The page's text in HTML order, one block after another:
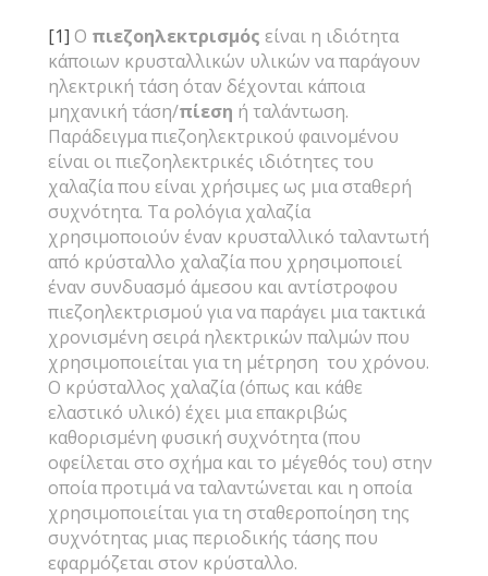
[1] Ο πιεζοηλεκτρισμός είναι η ιδιότητα
κάποιων κρυσταλλικών υλικών να παράγουν
ηλεκτρική τάση όταν δέχονται κάποια
μηχανική τάση/πίεση ή ταλάντωση.
Παράδειγμα πιεζοηλεκτρικού φαινομένου
είναι οι πιεζοηλεκτρικές ιδιότητες του
χαλαζία που είναι χρήσιμες ως μια σταθερή
συχνότητα. Τα ρολόγια χαλαζία
χρησιμοποιούν έναν κρυσταλλικό ταλαντωτή
από κρύσταλλο χαλαζία που χρησιμοποιεί
έναν συνδυασμό άμεσου και αντίστροφου
πιεζοηλεκτρισμού για να παράγει μια τακτικά
χρονισμένη σειρά ηλεκτρικών παλμών που
χρησιμοποιείται για τη μέτρηση του χρόνου.
Ο κρύσταλλος χαλαζία (όπως και κάθε
ελαστικό υλικό) έχει μια επακριβώς
καθορισμένη φυσική συχνότητα (που
οφείλεται στο σχήμα και το μέγεθός του) στην
οποία προτιμά να ταλαντώνεται και η οποία
χρησιμοποιείται για τη σταθεροποίηση της
συχνότητας μιας περιοδικής τάσης που
εφαρμόζεται στον κρύσταλλο.